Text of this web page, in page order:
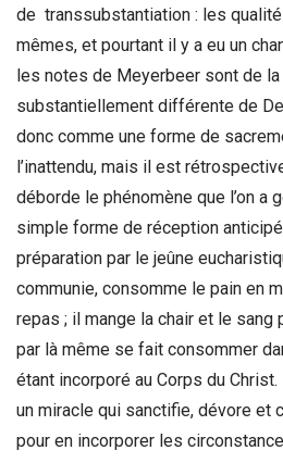
de transsubstantiation : les
mêmes, et pourtant il y a eu un
les notes de Meyerbeer sont de
substantiellement différente de
donc comme une forme de
l’inattendu, mais il est
déborde le phénomène que l’on a
simple forme de réception
préparation par le jeûne
communie, consomme le pain en
repas ; il mange la chair et le sang
par là même se fait consommer
étant incorporé au Corps du
un miracle qui sanctifie, dévore et
pour en incorporer les